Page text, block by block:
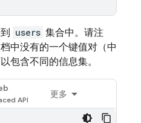
users 集合中。请注
中没有的一个键值对（中
包含不同的信息集。
更多